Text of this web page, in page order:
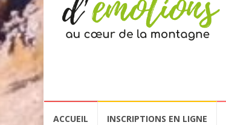
ACCUEIL INSCRIPTIONS EN LIGNE